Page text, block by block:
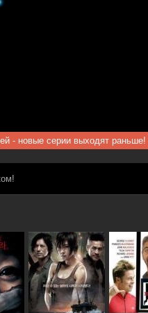
- новые серии выходят раньше!